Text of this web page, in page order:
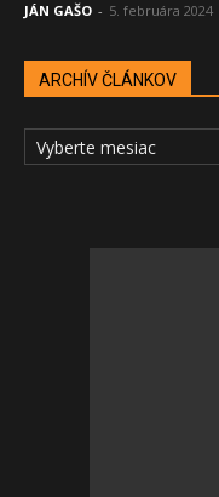
JÁN GAŠO - 5. februára 2024
ARCHÍV ČLÁNKOV
ARCHÍV
ČLÁNKOV